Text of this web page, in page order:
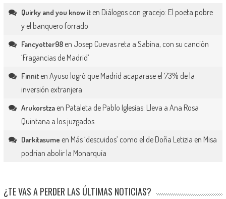
Quirky and you know iten Diálogos con gracejo: El poeta pobre
y el banquero forrado
Fancyotter98en Josep Cuevas reta a Sabina, con su canción
‘Fragancias de Madrid’
Finniten Ayuso logró que Madrid acaparase el 73% de la
inversión extranjera
Arukorstzaen Pataleta de Pablo Iglesias: Lleva a Ana Rosa
Quintana a los juzgados
Darkitasume en Más ‘descuidos’ como el de Doña Letizia en Misa
podrían abolir la Monarquía
¿TE VAS A PERDER LAS ÚLTIMAS NOTICIAS?